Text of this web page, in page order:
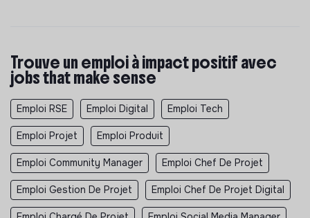
Trouve un emploi à impact positif avec
jobs that make sense
Emploi RSE Emploi Digital Emploi Tech
Emploi Projet Emploi Produit
Emploi Community Manager Emploi Chef De Projet
Emploi Gestion De Projet Emploi Chef De Projet Digital